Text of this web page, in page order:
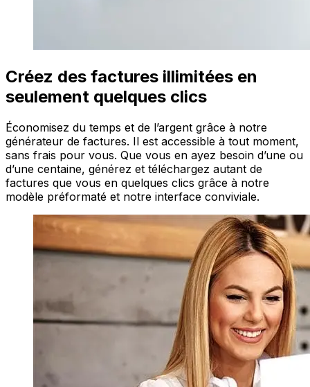
Créez des factures illimitées en
seulement quelques clics
Économisez du temps et de l’argent grâce à notre
générateur de factures. Il est accessible à tout moment,
sans frais pour vous. Que vous en ayez besoin d’une ou
d’une centaine, générez et téléchargez autant de
factures que vous en quelques clics grâce à notre
modèle préformaté et notre interface conviviale.